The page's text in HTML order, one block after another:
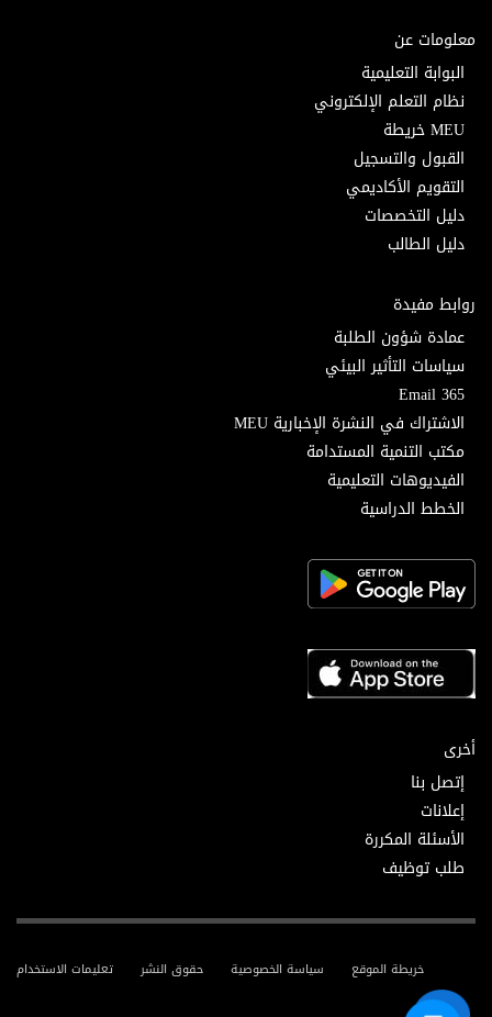
معلومات عن
البوابة التعليمية
نظام التعلم الإلكتروني
MEU خريطة
القبول والتسجيل
التقويم الأكاديمي
دليل التخصصات
دليل الطالب
روابط مفيدة
عمادة شؤون الطلبة
سياسات التأثير البيئي
Email 365
الاشتراك في النشرة الإخبارية MEU
مكتب التنمية المستدامة
الفيديوهات التعليمية
الخطط الدراسية
أخرى
إتصل بنا
إعلانات
الأسئلة المكررة
طلب توظيف
تعليمات الاستخدام حقوق النشر سياسة الخصوصية خريطة الموقع